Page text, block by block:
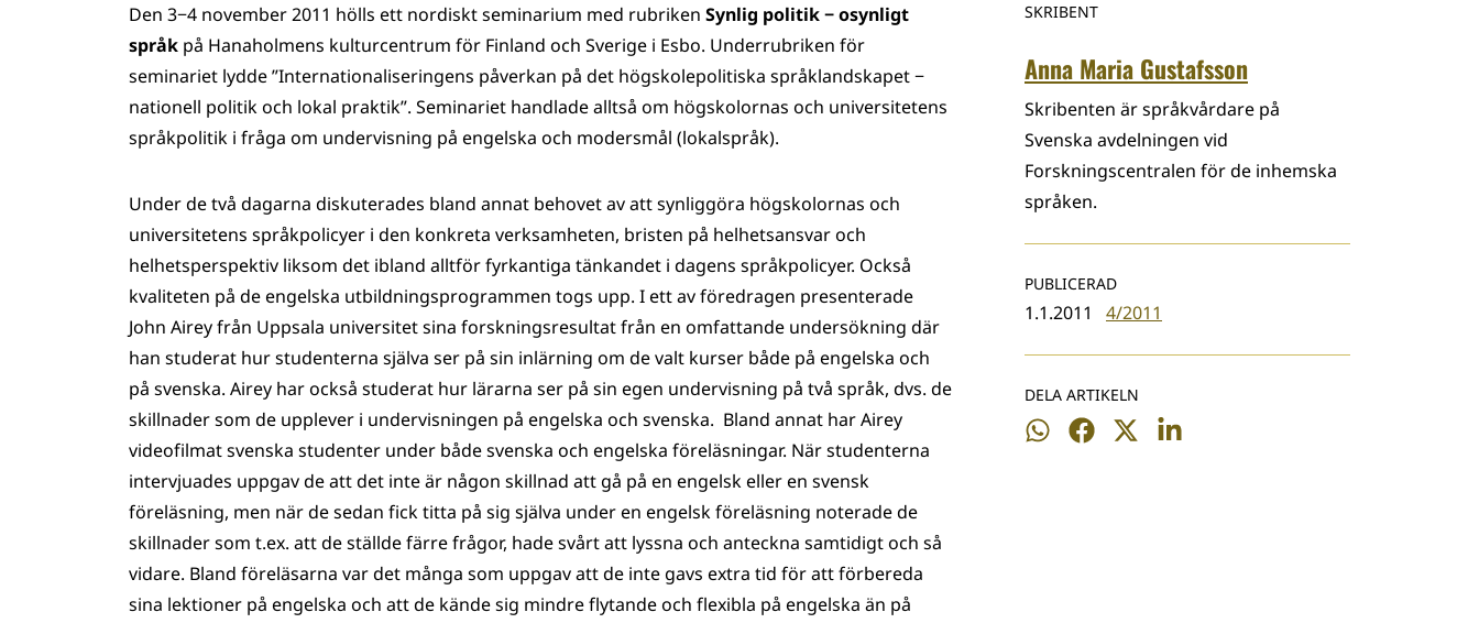
SKRIBENT
Anna Maria Gustafsson
Skribenten är språkvårdare på
Svenska avdelningen vid
Forskningscentralen för de inhemska
språken.
PUBLICERAD
1.1.2011 4/2011
DELA ARTIKELN
Dela
Dela
Dela
Dela
Den 3−4 november 2011 hölls ett nordiskt seminarium med rubriken Synlig politik − osynligt
språk på Hanaholmens kulturcentrum för Finland och Sverige i Esbo. Underrubriken för
seminariet lydde ”Internationaliseringens påverkan på det högskolepolitiska språklandskapet −
nationell politik och lokal praktik”. Seminariet handlade alltså om högskolornas och universitetens
språkpolitik i fråga om undervisning på engelska och modersmål (lokalspråk).
Under de två dagarna diskuterades bland annat behovet av att synliggöra högskolornas och
universitetens språkpolicyer i den konkreta verksamheten, bristen på helhetsansvar och
helhetsperspektiv liksom det ibland alltför fyrkantiga tänkandet i dagens språkpolicyer. Också
kvaliteten på de engelska utbildningsprogrammen togs upp. I ett av föredragen presenterade
John Airey från Uppsala universitet sina forskningsresultat från en omfattande undersökning där
han studerat hur studenterna själva ser på sin inlärning om de valt kurser både på engelska och
på svenska. Airey har också studerat hur lärarna ser på sin egen undervisning på två språk, dvs. de
skillnader som de upplever i undervisningen på engelska och svenska. Bland annat har Airey
videofilmat svenska studenter under både svenska och engelska föreläsningar. När studenterna
intervjuades uppgav de att det inte är någon skillnad att gå på en engelsk eller en svensk
föreläsning, men när de sedan fick titta på sig själva under en engelsk föreläsning noterade de
skillnader som t.ex. att de ställde färre frågor, hade svårt att lyssna och anteckna samtidigt och så
vidare. Bland föreläsarna var det många som uppgav att de inte gavs extra tid för att förbereda
sina lektioner på engelska och att de kände sig mindre flytande och flexibla på engelska än på